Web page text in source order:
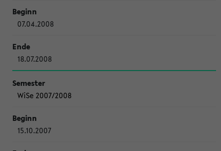
07.04.2008
18.07.2008
WiSe 2007/2008
15.10.2007